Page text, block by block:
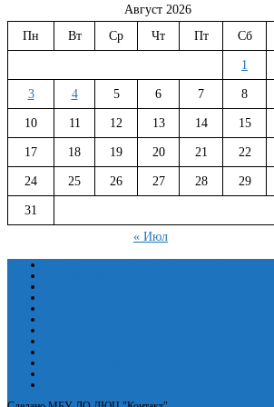
Август 2026
Пн
Вт Ср Чт Пт Сб
1
3 4 5 6 7 8
10 11 12 13 14 15
17 18 19 20 21 22
24 25 26 27 28 29
31
« Июл